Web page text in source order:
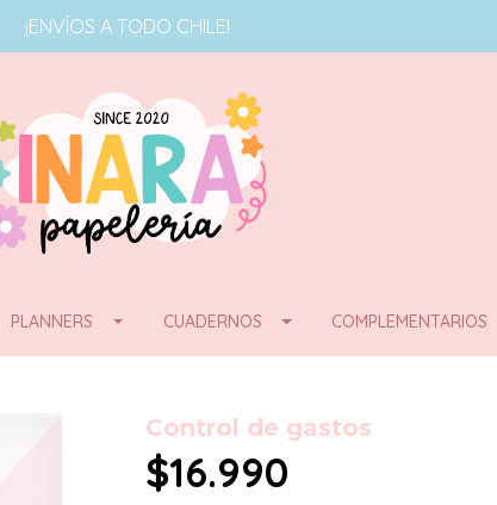
¡ENVÍOS A TODO CHILE!
PLANNERS CUADERNOS COMPLEMENTARIOS
Control de gastos
$16.990